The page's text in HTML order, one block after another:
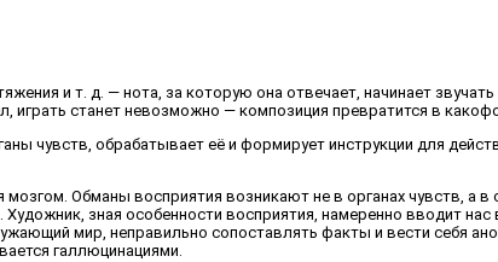
и т. д. — нота, за которую она отвечает, начинает
играть станет невозможно — композиция превратится в
чувств, обрабатывает её и формирует инструкции для
Обманы восприятия возникают не в органах чувств, а
зная особенности восприятия, намеренно вводит
мир, неправильно сопоставлять факты и вести себя
галлюцинациями.